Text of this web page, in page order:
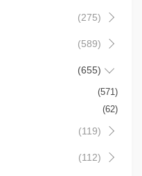
(275)
(589)
(655)
(571)
(62)
(119)
(112)